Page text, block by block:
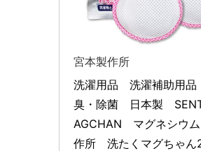
宮本製作所
洗濯用品　洗濯補助用品
臭・除菌　日本製　
AGCHAN　マグネシウ
作所　洗たくマグちゃん